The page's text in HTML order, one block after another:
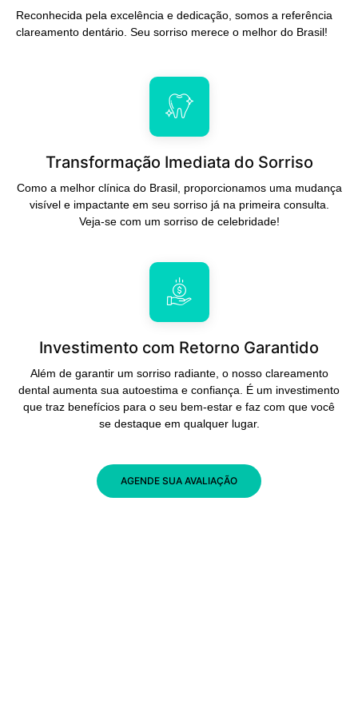
Reconhecida pela excelência e dedicação, somos a referência
clareamento dentário. Seu sorriso merece o melhor do Brasil!
Transformação Imediata do Sorriso
Como a melhor clínica do Brasil, proporcionamos uma mudança
visível e impactante em seu sorriso já na primeira consulta.
Veja-se com um sorriso de celebridade!
Investimento com Retorno Garantido
Além de garantir um sorriso radiante, o nosso clareamento
dental aumenta sua autoestima e confiança. É um investimento
que traz benefícios para o seu bem-estar e faz com que você
se destaque em qualquer lugar.
AGENDE SUA AVALIAÇÃO